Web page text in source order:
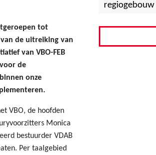
tot
de uitreiking van
van VBO-FEB
de
onze
VBO, de hoofden
Monica
bestuurder VDAB
Per taalgebied